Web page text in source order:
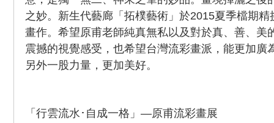
之妙。新生代藝廊「拓樸藝術」於2015夏季檔期
畫作。希望原甫老師純真無私以及對於真、善、美
震撼的視覺感受，也希望台灣流彩畫派，能更加廣
另外一股力量，更加美好。
「行雲流水･自成一格」—原甫流彩畫展